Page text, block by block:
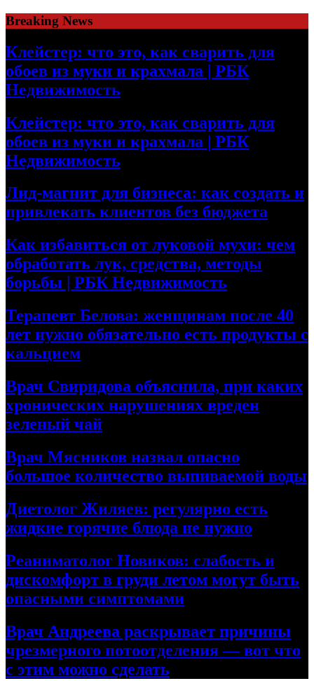
Skip
to
content
Breaking News
Клейстер: что это, как сварить для
обоев из муки и крахмала | РБК
Недвижимость
Клейстер: что это, как сварить для
обоев из муки и крахмала | РБК
Недвижимость
Лид-магнит для бизнеса: как создать и
привлекать клиентов без бюджета
Как избавиться от луковой мухи: чем
обработать лук, средства, методы
борьбы | РБК Недвижимость
Терапевт Белова: женщинам после 40
лет нужно обязательно есть продукты с
кальцием
Врач Свиридова объяснила, при каких
хронических нарушениях вреден
зеленый чай
Врач Мясников назвал опасно
большое количество выпиваемой воды
Диетолог Жиляев: регулярно есть
жидкие горячие блюда не нужно
Реаниматолог Новиков: слабость и
дискомфорт в груди летом могут быть
опасными симптомами
Врач Андреева раскрывает причины
чрезмерного потоотделения — вот что
с этим можно сделать